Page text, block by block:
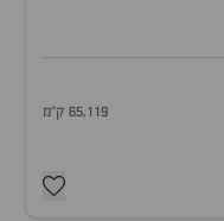
65,119 ק"מ